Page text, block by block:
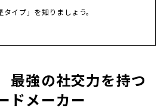
イプ」を知りましょう。
強の社交力を持つ
ドメーカー